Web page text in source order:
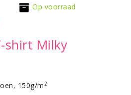
Op voorraad
shirt Milky
150g/m 2